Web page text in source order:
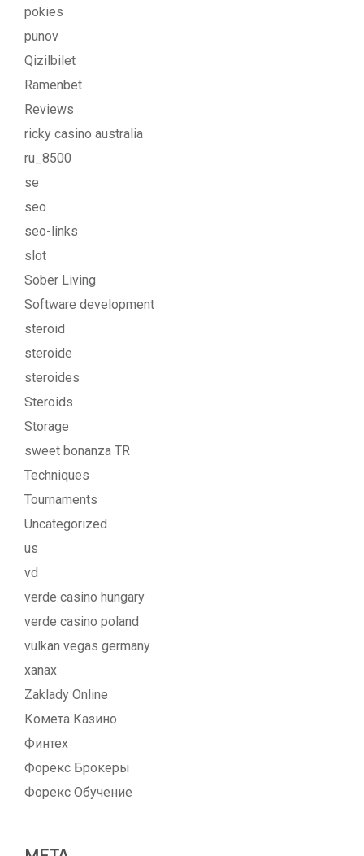
pokies
punov
Qizilbilet
Ramenbet
Reviews
ricky casino australia
ru_8500
se
seo
seo-links
slot
Sober Living
Software development
steroid
steroide
steroides
Steroids
Storage
sweet bonanza TR
Techniques
Tournaments
Uncategorized
us
vd
verde casino hungary
verde casino poland
vulkan vegas germany
xanax
Zaklady Online
Комета Казино
Финтех
Форекс Брокеры
Форекс Обучение